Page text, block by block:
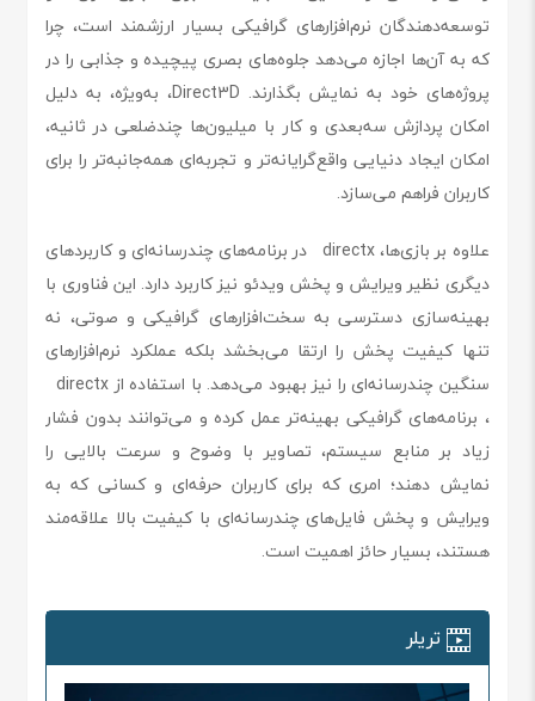
توسعه‌دهندگان نرم‌افزارهای گرافیکی بسیار ارزشمند است، چرا
که به آن‌ها اجازه می‌دهد جلوه‌های بصری پیچیده و جذابی را در
پروژه‌های خود به نمایش بگذارند. Direct3D، به‌ویژه، به دلیل
امکان پردازش سه‌بعدی و کار با میلیون‌ها چندضلعی در ثانیه،
امکان ایجاد دنیایی واقع‌گرایانه‌تر و تجربه‌ای همه‌جانبه‌تر را برای
کاربران فراهم می‌سازد.
علاوه بر بازی‌ها، directx در برنامه‌های چندرسانه‌ای و کاربردهای
دیگری نظیر ویرایش و پخش ویدئو نیز کاربرد دارد. این فناوری با
بهینه‌سازی دسترسی به سخت‌افزارهای گرافیکی و صوتی، نه
تنها کیفیت پخش را ارتقا می‌بخشد بلکه عملکرد نرم‌افزارهای
سنگین چندرسانه‌ای را نیز بهبود می‌دهد. با استفاده از directx
، برنامه‌های گرافیکی بهینه‌تر عمل کرده و می‌توانند بدون فشار
زیاد بر منابع سیستم، تصاویر با وضوح و سرعت بالایی را
نمایش دهند؛ امری که برای کاربران حرفه‌ای و کسانی که به
ویرایش و پخش فایل‌های چندرسانه‌ای با کیفیت بالا علاقه‌مند
هستند، بسیار حائز اهمیت است.
تریلر